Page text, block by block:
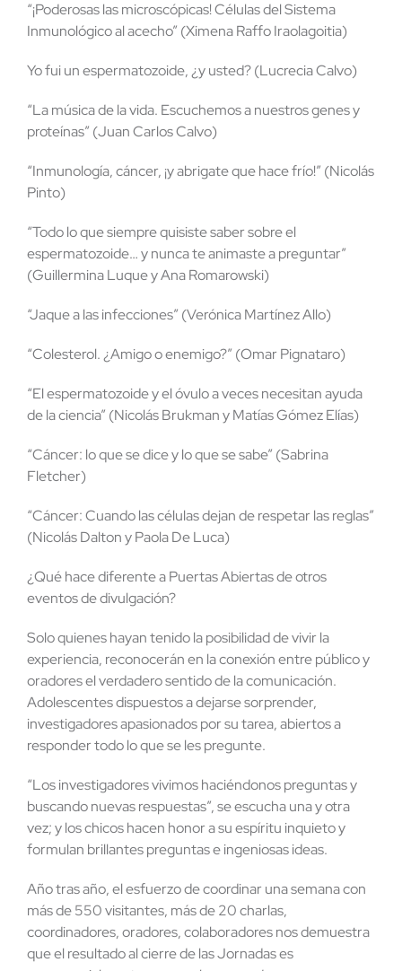
“¡Poderosas las microscópicas! Células del Sistema
Inmunológico al acecho” (Ximena Raffo Iraolagoitia)
Yo fui un espermatozoide, ¿y usted? (Lucrecia Calvo)
“La música de la vida. Escuchemos a nuestros genes y
proteínas” (Juan Carlos Calvo)
“Inmunología, cáncer, ¡y abrigate que hace frío!” (Nicolás
Pinto)
“Todo lo que siempre quisiste saber sobre el
espermatozoide… y nunca te animaste a preguntar”
(Guillermina Luque y Ana Romarowski)
“Jaque a las infecciones” (Verónica Martínez Allo)
“Colesterol. ¿Amigo o enemigo?” (Omar Pignataro)
“El espermatozoide y el óvulo a veces necesitan ayuda
de la ciencia” (Nicolás Brukman y Matías Gómez Elías)
“Cáncer: lo que se dice y lo que se sabe” (Sabrina
Fletcher)
“Cáncer: Cuando las células dejan de respetar las reglas”
(Nicolás Dalton y Paola De Luca)
¿Qué hace diferente a Puertas Abiertas de otros
eventos de divulgación?
Solo quienes hayan tenido la posibilidad de vivir la
experiencia, reconocerán en la conexión entre público y
oradores el verdadero sentido de la comunicación.
Adolescentes dispuestos a dejarse sorprender,
investigadores apasionados por su tarea, abiertos a
responder todo lo que se les pregunte.
“Los investigadores vivimos haciéndonos preguntas y
buscando nuevas respuestas”, se escucha una y otra
vez; y los chicos hacen honor a su espíritu inquieto y
formulan brillantes preguntas e ingeniosas ideas.
Año tras año, el esfuerzo de coordinar una semana con
más de 550 visitantes, más de 20 charlas,
coordinadores, oradores, colaboradores nos demuestra
que el resultado al cierre de las Jornadas es